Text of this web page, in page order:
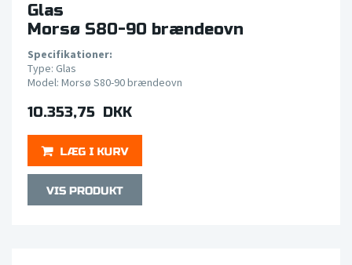
Glas
Morsø S80-90 brændeovn
Specifikationer:
Type: Glas
Model: Morsø S80-90 brændeovn
10.353,75 DKK